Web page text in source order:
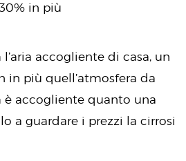
in più
l’aria accogliente di casa, un
in più quell’atmosfera da
è accogliente quanto una
a guardare i prezzi la cirrosi